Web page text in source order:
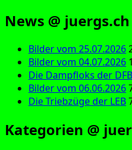
News @ juergs.ch
Bilder vom 25.07.2026
Bilder vom 04.07.2026
Die Dampfloks der DFB
Bilder vom 06.06.2026
Die Triebzüge der LEB
Kategorien @